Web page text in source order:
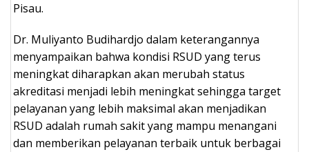
Pisau.
Dr. Muliyanto Budihardjo dalam keterangannya
menyampaikan bahwa kondisi RSUD yang terus
meningkat diharapkan akan merubah status
akreditasi menjadi lebih meningkat sehingga target
pelayanan yang lebih maksimal akan menjadikan
RSUD adalah rumah sakit yang mampu menangani
dan memberikan pelayanan terbaik untuk berbagai